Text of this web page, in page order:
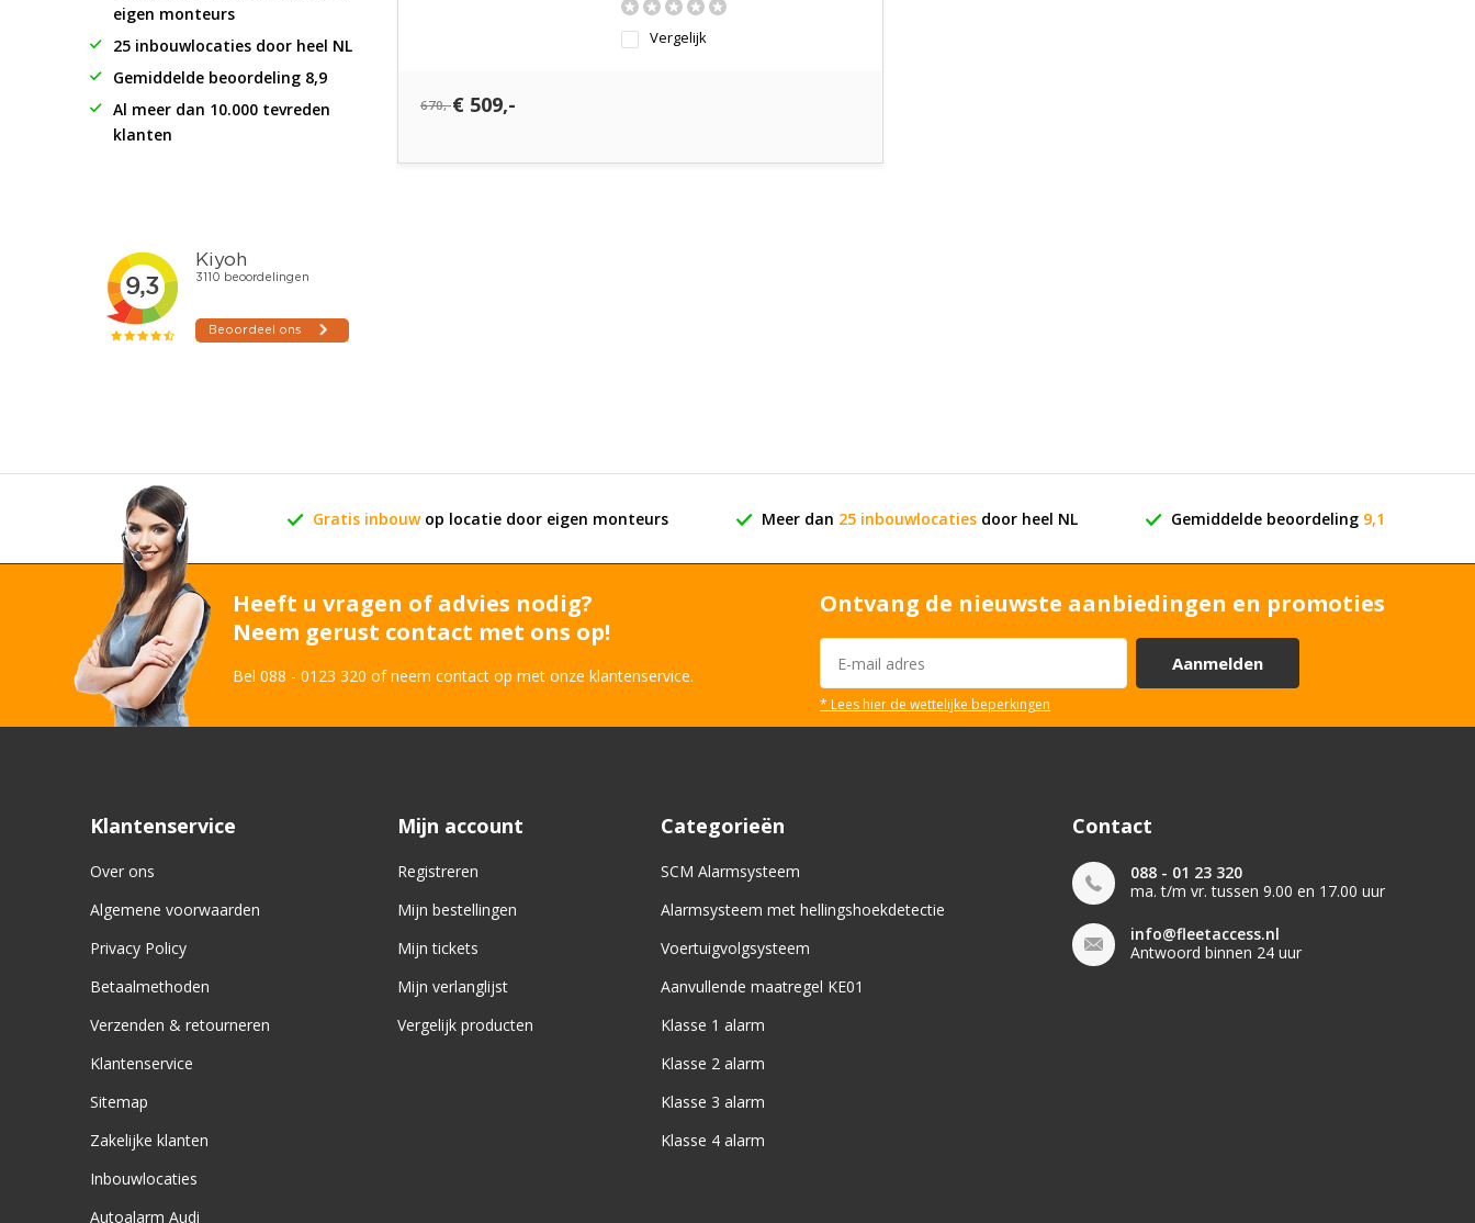
Vergelijk
670,-€ 509,-
eigen monteurs
25 inbouwlocaties door heel NL
Gemiddelde beoordeling 8,9
Al meer dan 10.000 tevreden
klanten
Gratis inbouwop locatie door eigen monteurs Meer dan 25 inbouwlocaties door heel NL Gemiddelde beoordeling 9,1
Heeft u vragen of advies nodig?
Neem gerust contact met ons op!
Bel 088 - 0123 320 of neem contact op met onze klantenservice.
Ontvang de nieuwste aanbiedingen en promoties
Aanmelden
* Lees hier de wettelijke beperkingen
Klantenservice
Over ons
Algemene voorwaarden
Privacy Policy
Betaalmethoden
Verzenden & retourneren
Klantenservice
Sitemap
Zakelijke klanten
Inbouwlocaties
Autoalarm Audi
Mijn account
Registreren
Mijn bestellingen
Mijn tickets
Mijn verlanglijst
Vergelijk producten
Categorieën
SCM Alarmsysteem
Alarmsysteem met hellingshoekdetectie
Voertuigvolgsysteem
Aanvullende maatregel KE01
Klasse 1 alarm
Klasse 2 alarm
Klasse 3 alarm
Klasse 4 alarm
Contact
088 - 01 23 320
ma. t/m vr. tussen 9.00 en 17.00 uur
info@fleetaccess.nl
Antwoord binnen 24 uur